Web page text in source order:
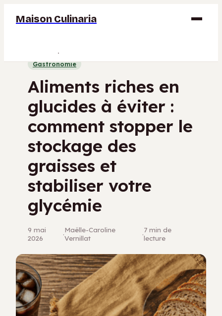
Maison Culinaria
Gastronomie
Jardinage
Gastronomie
Aliments riches en
glucides à éviter :
comment stopper le
stockage des
graisses et
stabiliser votre
glycémie
9 mai
2026
·Maëlle-Caroline
Vernillat
·7 min de
lecture